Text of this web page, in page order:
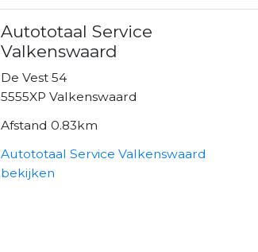
Autototaal Service
Valkenswaard
De Vest 54
5555XP Valkenswaard
Afstand 0.83km
Autototaal Service Valkenswaard
bekijken